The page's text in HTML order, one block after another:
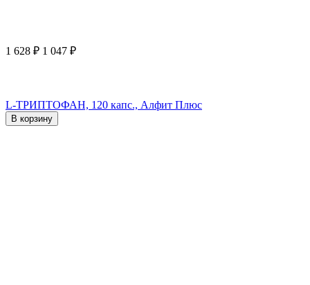
1 628 ₽ 1 047 ₽
L-ТРИПТОФАН, 120 капс., Алфит Плюс
В корзину